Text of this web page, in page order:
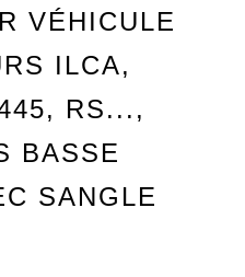
VÉHICULE
ILCA,
RS...,
BASSE
SANGLE